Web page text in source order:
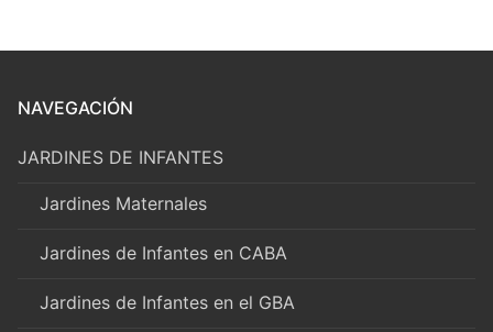
NAVEGACIÓN
JARDINES DE INFANTES
Jardines Maternales
Jardines de Infantes en CABA
Jardines de Infantes en el GBA